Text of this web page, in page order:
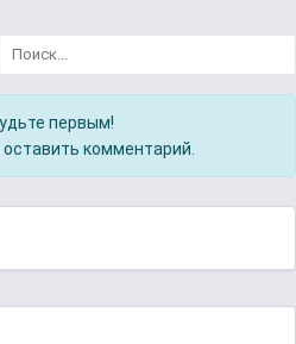
первым!
комментарий.